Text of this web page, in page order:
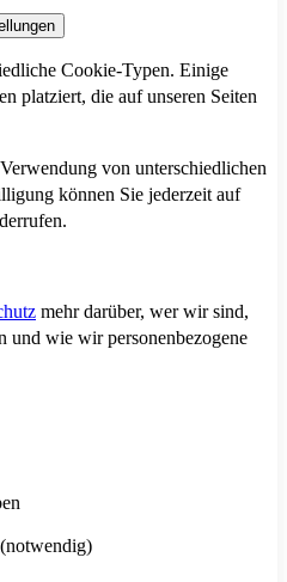
Cookie-Typen. Einige
platziert, die auf unseren Seiten
von unterschiedlichen
können Sie jederzeit auf
mehr darüber, wer wir sind,
und wie wir personenbezogene